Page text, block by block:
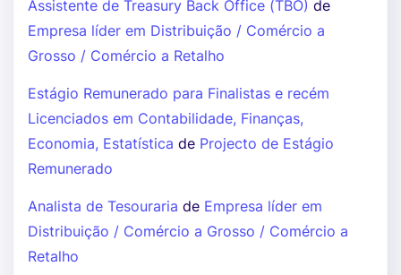
Assistente de Treasury Back Office (TBO) de
Empresa líder em Distribuição / Comércio a
Grosso / Comércio a Retalho
Estágio Remunerado para Finalistas e recém
Licenciados em Contabilidade, Finanças,
Economia, Estatística de Projecto de Estágio
Remunerado
Analista de Tesouraria de Empresa líder em
Distribuição / Comércio a Grosso / Comércio a
Retalho